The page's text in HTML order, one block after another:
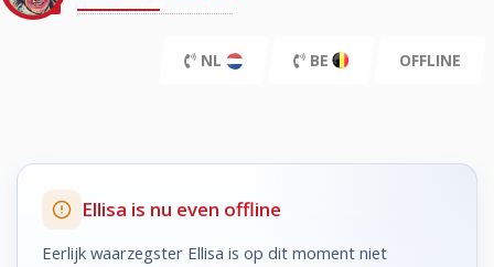
NL BE OFFLINE
Ellisa is nu even offline
Eerlijk waarzegster Ellisa is op dit moment niet